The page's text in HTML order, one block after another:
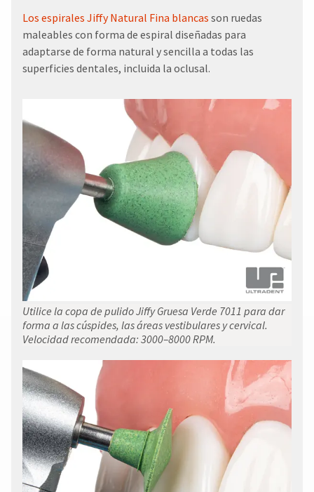
Los espirales Jiffy Natural Fina blancas son ruedas
maleables con forma de espiral diseñadas para
adaptarse de forma natural y sencilla a todas las
superficies dentales, incluida la oclusal.
Utilice la copa de pulido Jiffy Gruesa Verde 7011 para dar
forma a las cúspides, las áreas vestibulares y cervical.
Velocidad recomendada: 3000–8000 RPM.